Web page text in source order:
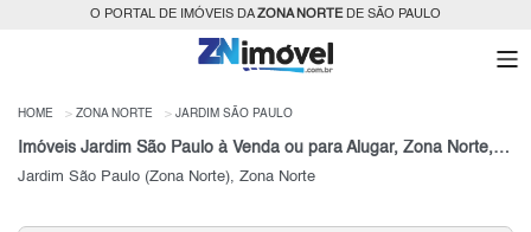
O PORTAL DE IMÓVEIS DAZONA NORTEDE SÃO PAULO
HOME ZONA NORTE JARDIM SÃO PAULO
Imóveis Jardim São Paulo à Venda ou para Alugar, Zona Norte, São Paulo, SP
Jardim São Paulo (Zona Norte), Zona Norte